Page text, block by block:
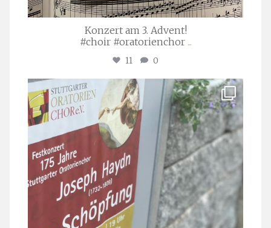
Konzert am 3. Advent!
#choir #oratorienchor ...
11 0
stuttgarter_oratorienchor
Juli 23